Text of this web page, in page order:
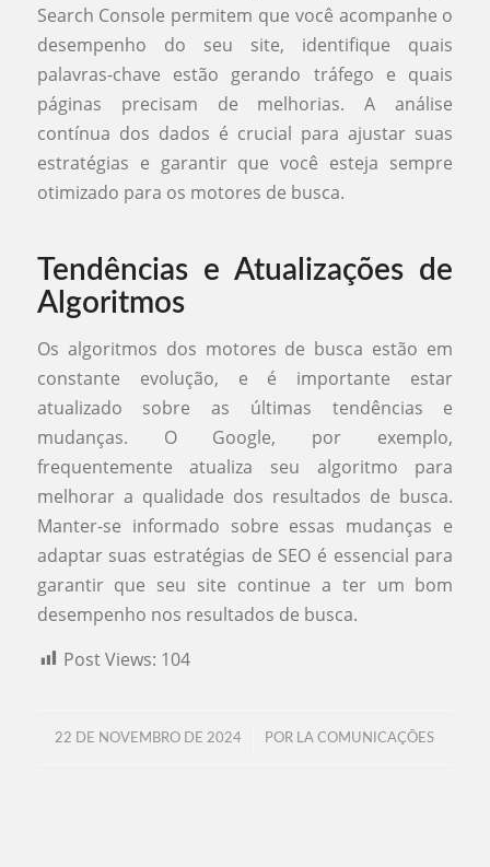
Search Console permitem que você acompanhe o
desempenho do seu site, identifique quais
palavras-chave estão gerando tráfego e quais
páginas precisam de melhorias. A análise
contínua dos dados é crucial para ajustar suas
estratégias e garantir que você esteja sempre
otimizado para os motores de busca.
Tendências e Atualizações de
Algoritmos
Os algoritmos dos motores de busca estão em
constante evolução, e é importante estar
atualizado sobre as últimas tendências e
mudanças. O Google, por exemplo,
frequentemente atualiza seu algoritmo para
melhorar a qualidade dos resultados de busca.
Manter-se informado sobre essas mudanças e
adaptar suas estratégias de SEO é essencial para
garantir que seu site continue a ter um bom
desempenho nos resultados de busca.
Post Views: 104
22 DE NOVEMBRO DE 2024
/ POR LA COMUNICAÇÕES